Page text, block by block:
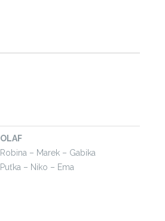
OLAF
Robina – Marek – Gabika
Puťka – Niko – Ema